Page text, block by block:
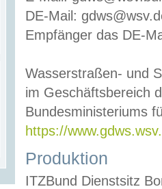
DE-Mail:
Empfänger das DE-
Wasserstraßen- und
im Geschäftsbereich
Bundesministeriums
https://
Produktion
ITZBund Dienstsitz